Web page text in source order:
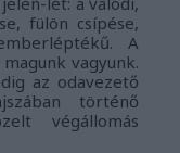
fülön csípése,
A
vagyunk.
az odavezető
történő
végállomás